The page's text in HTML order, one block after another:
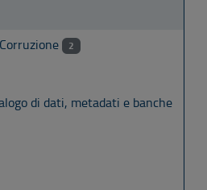
2
di dati, metadati e banche